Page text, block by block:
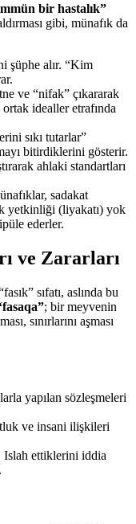
bir hastalık”
gibi, münafık da
şüphe alır. “Kim
ve “nifak” çıkararak
idealler etrafında
sıkı tutarlar”
bitirdiklerini gösterir.
ahlaki standartları
sadakat
yetkinliği (liyakatı) yok
ederler.
ve Zararları
sıfatı, aslında bu
; bir meyvenin
sınırlarını aşması
yapılan sözleşmeleri
ve insani ilişkileri
Islah ettiklerini iddia